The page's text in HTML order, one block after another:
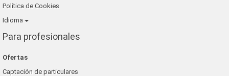
Política de Cookies
Idioma
Para profesionales
Ofertas
Captación de particulares